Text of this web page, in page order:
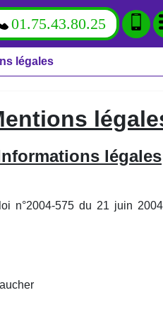
01.75.43.80.25
légales
légales
n°2004-575 du 21 juin